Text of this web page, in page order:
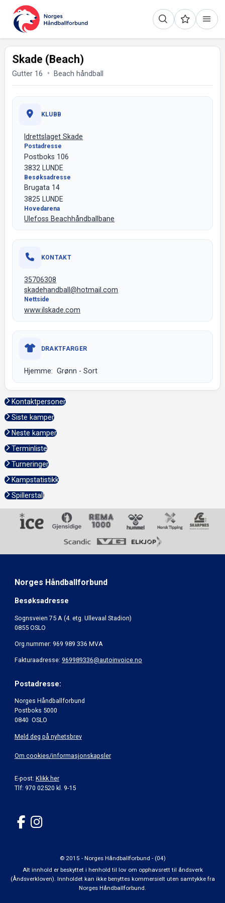
Skade (Beach)
Gutter 16 Beach håndball
KLUBB
Idrettslaget Skade
Postadresse
Postboks 106
3832 LUNDE
Besøksadresse
Brugata 14
3825 LUNDE
Hovedarena
Ulefoss Beachhåndballbane
KONTAKT
35706308
skadehandball@hotmail.com
Nettside
www.ilskade.com
DRAKTFARGER
Hjemme: Grønn - Sort
Kontaktpersoner
Siste kamper
Neste kamper
Terminliste
Turneringer
Kampstatistikk
Spillerstall
Norges Håndballforbund
Besøksadresse
Sognsveien 75 A (4. etg. Ullevaal Stadion)
0855 OSLO
Org.nummer: 969 989 336 MVA
Fakturaadresse: 969989336@autoinvoice.no
Postadresse:
Norges Håndballforbund
Postboks 5000
0840 OSLO
Meld deg på nyhetsbrev
Om cookies/informasjonskapsler
E-post: Klikk her
Tlf: 970 02520 kl. 9-15
© 2015 - Norges Håndballforbund - (04)
Alt innhold er beskyttet i henhold til lov om opphavsrett til åndsverk
(Åndsverkloven). Innholdet kan ikke benyttes kommersielt uten samtykke fra
Norges Håndballforbund.